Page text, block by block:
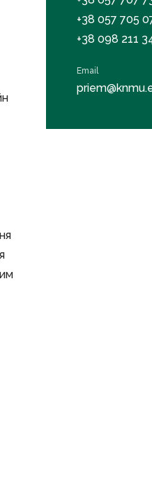
+38 057 705
+38 098 211
Email